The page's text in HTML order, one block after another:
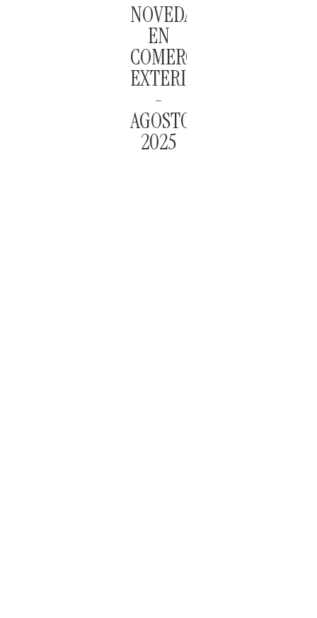
NOVEDADES
EN
COMERCIO
EXTERIOR
-
AGOSTO
2025